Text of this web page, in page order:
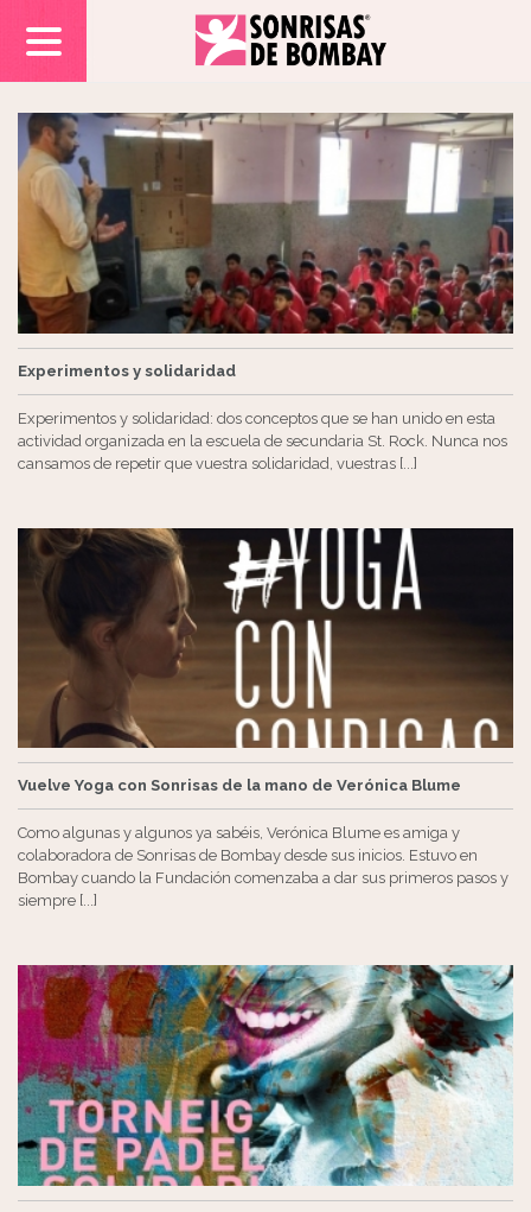
Experimentos y solidaridad
Experimentos y solidaridad: dos conceptos que se han unido en esta
actividad organizada en la escuela de secundaria St. Rock. Nunca nos
cansamos de repetir que vuestra solidaridad, vuestras [...]
Vuelve Yoga con Sonrisas de la mano de Verónica Blume
Como algunas y algunos ya sabéis, Verónica Blume es amiga y
colaboradora de Sonrisas de Bombay desde sus inicios. Estuvo en
Bombay cuando la Fundación comenzaba a dar sus primeros pasos y
siempre [...]